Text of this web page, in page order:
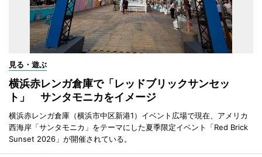
見る・遊ぶ
横浜赤レンガ倉庫で「レッドブリックサンセッ
ト」 サンタモニカをイメージ
横浜赤レンガ倉庫（横浜市中区新港1）イベント広場で現在、アメリカ
西海岸「サンタモニカ」をテーマにした夏季限定イベント「Red Brick
Sunset 2026」が開催されている。